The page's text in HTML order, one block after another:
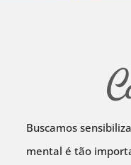
Buscamos
mental é tão